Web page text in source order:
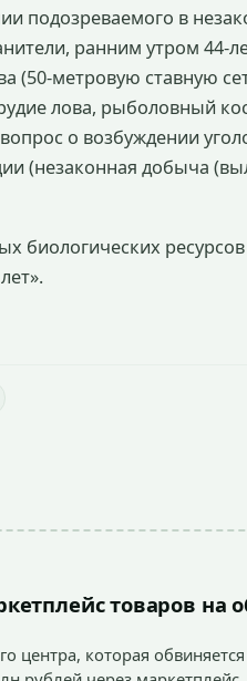
подозреваемого в
ранним утром 44-
(50-метровую ставную
лова, рыболовный
о возбуждении
(незаконная добыча
биологических ресурсов
товаров на
центра, которая